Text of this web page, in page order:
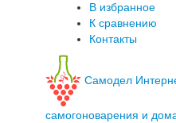
В избранное
К сравнению
Контакты
Самодел
самогоноварения и